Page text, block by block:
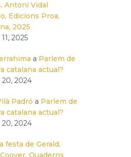
Antoni Vidal
Edicions Proa,
2025
2025
a Parlem de
catalana actual?
2024
Padró a Parlem de
catalana actual?
2024
festa de Gerald,
Quaderns